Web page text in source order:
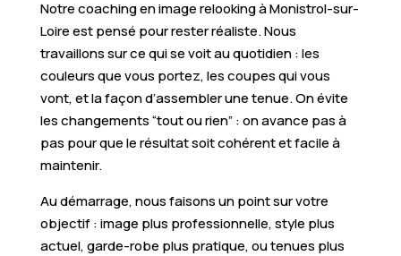
Notre coaching en image relooking à Monistrol-sur-
Loire est pensé pour rester réaliste. Nous
travaillons sur ce qui se voit au quotidien : les
couleurs que vous portez, les coupes qui vous
vont, et la façon d’assembler une tenue. On évite
les changements “tout ou rien” : on avance pas à
pas pour que le résultat soit cohérent et facile à
maintenir.
Au démarrage, nous faisons un point sur votre
objectif : image plus professionnelle, style plus
actuel, garde-robe plus pratique, ou tenues plus